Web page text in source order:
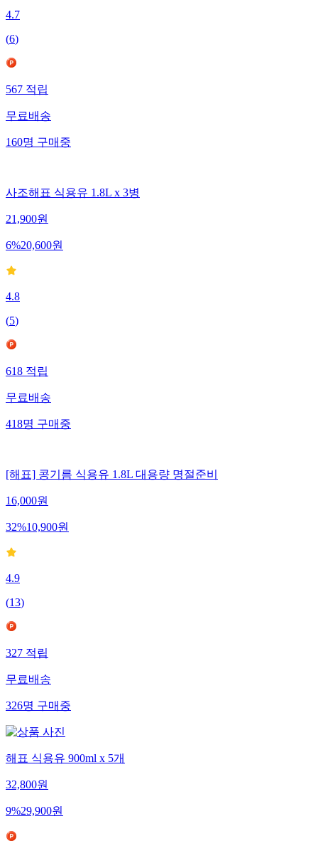
4.7
(6)
567적립
무료배송
160명구매중
사조해표 식용유 1.8L x 3병
21,900원
6%20,600원
4.8
(5)
618적립
무료배송
418명구매중
[해표] 콩기름 식용유 1.8L 대용량 명절준비
16,000원
32%10,900원
4.9
(13)
327적립
무료배송
326명구매중
해표 식용유 900ml x 5개
32,800원
9%29,900원